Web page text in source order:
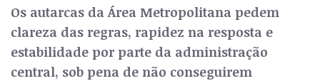
Os autarcas da Área Metropolitana pedem
clareza das regras, rapidez na resposta e
estabilidade por parte da administração
central, sob pena de não conseguirem